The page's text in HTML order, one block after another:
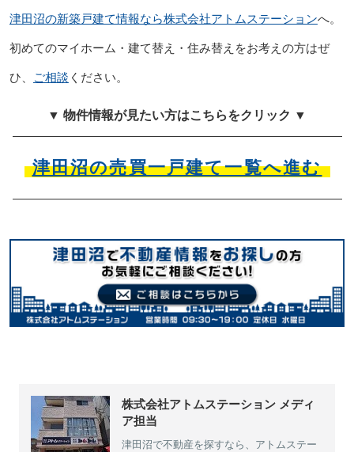
津田沼の新築戸建て情報なら株式会社アトムステーションへ。
初めてのマイホーム・建て替え・住み替えをお考えの方はぜ
ひ、 ご相談 ください。
▼ 物件情報が見たい方はこちらをクリック ▼
津田沼の売買一戸建て一覧へ進む
株式会社アトムステーション メディ
ア担当
津田沼で不動産を探すなら、アトムステー